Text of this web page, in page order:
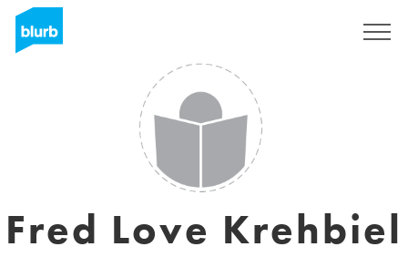
Fred Love Krehbiel